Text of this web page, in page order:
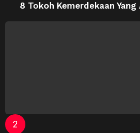
8 Tokoh Kemerdekaan Yang